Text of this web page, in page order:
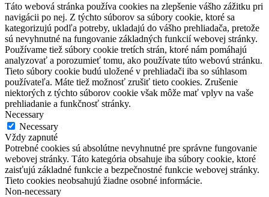
Táto webová stránka používa cookies na zlepšenie vášho zážitku pri
navigácii po nej. Z týchto súborov sa súbory cookie, ktoré sa
kategorizujú podľa potreby, ukladajú do vášho prehliadača, pretože
sú nevyhnutné na fungovanie základných funkcií webovej stránky.
Používame tiež súbory cookie tretích strán, ktoré nám pomáhajú
analyzovať a porozumieť tomu, ako používate túto webovú stránku.
Tieto súbory cookie budú uložené v prehliadači iba so súhlasom
používateľa. Máte tiež možnosť zrušiť tieto cookies. Zrušenie
niektorých z týchto súborov cookie však môže mať vplyv na vaše
prehliadanie a funkčnosť stránky.
Necessary
Necessary
Vždy zapnuté
Potrebné cookies sú absolútne nevyhnutné pre správne fungovanie
webovej stránky. Táto kategória obsahuje iba súbory cookie, ktoré
zaisťujú základné funkcie a bezpečnostné funkcie webovej stránky.
Tieto cookies neobsahujú žiadne osobné informácie.
Non-necessary